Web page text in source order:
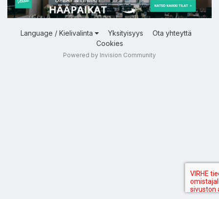
Language / Kielivalinta Yksityisyys
Ota yhteyttä
Cookies
Powered by Invision Community